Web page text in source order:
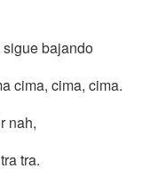
bajando
cima, cima, cima.
nah,
tra.